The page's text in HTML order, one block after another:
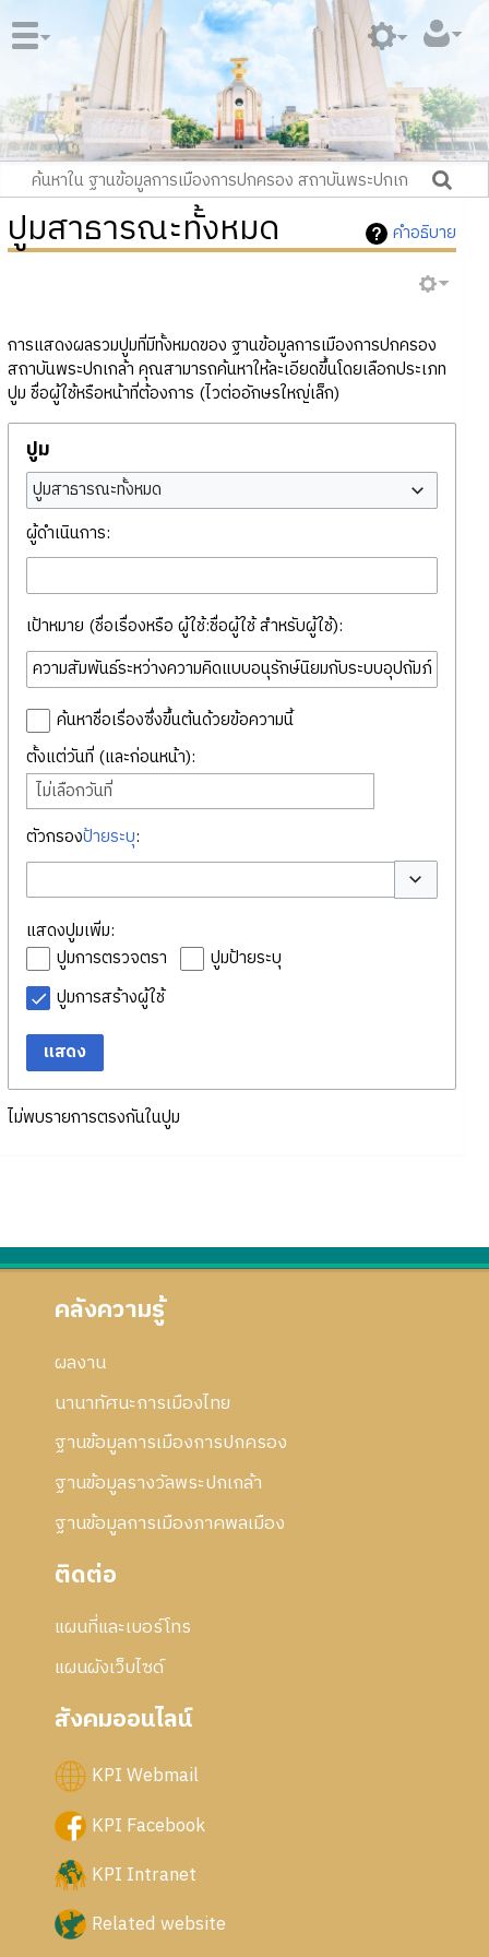
คำอธิบาย
ปูมสาธารณะทั้งหมด
การแสดงผลรวมปูมที่มีทั้งหมดของ ฐานข้อมูลการเมืองการปกครอง
สถาบันพระปกเกล้า คุณสามารถค้นหาให้ละเอียดขึ้นโดยเลือกประเภท
ปูม ชื่อผู้ใช้หรือหน้าที่ต้องการ (ไวต่ออักษรใหญ่เล็ก)
ปูม
ปูมสาธารณะทั้งหมด
ผู้ดำเนินการ:
เป้าหมาย (ชื่อเรื่องหรือ ผู้ใช้:ชื่อผู้ใช้ สำหรับผู้ใช้):
ค้นหาชื่อเรื่องซึ่งขึ้นต้นด้วยข้อความนี้
ตั้งแต่วันที่ (และก่อนหน้า):
ไม่เลือกวันที่
ตัวกรองป้ายระบุ:
สลับตัวเลือก
แสดงปูมเพิ่ม:
ปูมการตรวจตรา
ปูมป้ายระบุ
ปูมการสร้างผู้ใช้
แสดง
ไม่พบรายการตรงกันในปูม
คลังความรู้
ผลงาน
นานาทัศนะการเมืองไทย
ฐานข้อมูลการเมืองการปกครอง
ฐานข้อมูลรางวัลพระปกเกล้า
ฐานข้อมูลการเมืองภาคพลเมือง
ติดต่อ
แผนที่และเบอร์โทร
แผนผังเว็บไซด์
สังคมออนไลน์
KPI Webmail
KPI Facebook
KPI Intranet
Related website